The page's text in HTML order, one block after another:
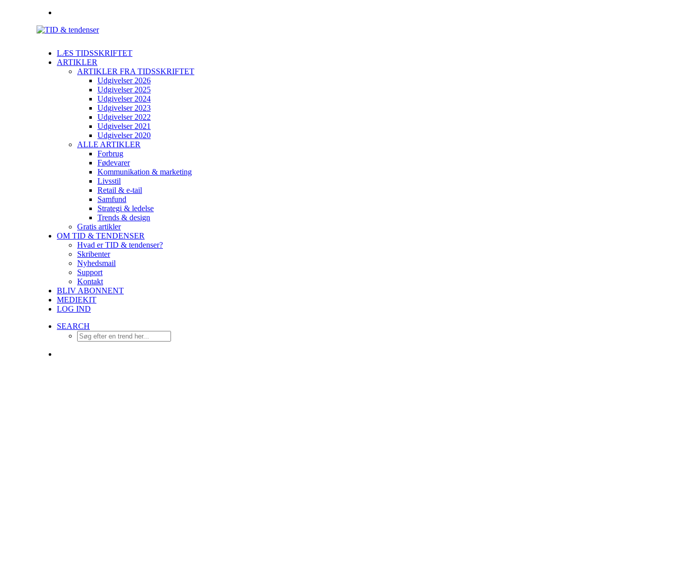
LÆS TIDSSKRIFTET
ARTIKLER
ARTIKLER FRA TIDSSKRIFTET
Udgivelser 2026
Udgivelser 2025
Udgivelser 2024
Udgivelser 2023
Udgivelser 2022
Udgivelser 2021
Udgivelser 2020
ALLE ARTIKLER
Forbrug
Fødevarer
Kommunikation & marketing
Livsstil
Retail & e-tail
Samfund
Strategi & ledelse
Trends & design
Gratis artikler
OM TID & TENDENSER
Hvad er TID & tendenser?
Skribenter
Nyhedsmail
Support
Kontakt
BLIV ABONNENT
MEDIEKIT
LOG IND
SEARCH